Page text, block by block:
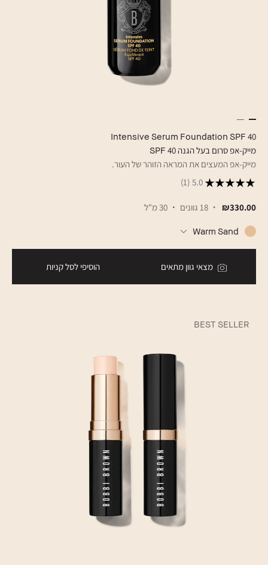
Intensive Serum Foundation SPF 40
מייק-אפ סרום בעל הגנה 40 SPF
מייק-אפ המעצים את המראה הזוהר של העור.
5.0
(1)
₪330.00 18 גוונים 30 מ"ל
Warm Sand
מצאי גוון מתאים הוסיפי לסל קניות
BEST SELLER